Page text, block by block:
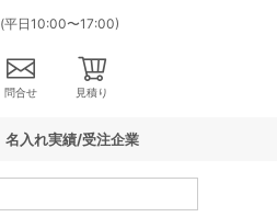
(平日10:00〜17:00)
問合せ 見積り
名入れ実績/受注企業